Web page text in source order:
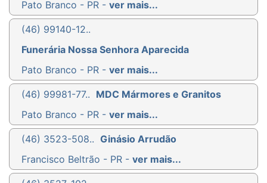
Pato Branco - PR - ver mais...
(46) 99140-12..
Funerária Nossa Senhora Aparecida
Pato Branco - PR - ver mais...
(46) 99981-77.. MDC Mármores e Granitos
Pato Branco - PR - ver mais...
(46) 3523-508.. Ginásio Arrudão
Francisco Beltrão - PR - ver mais...